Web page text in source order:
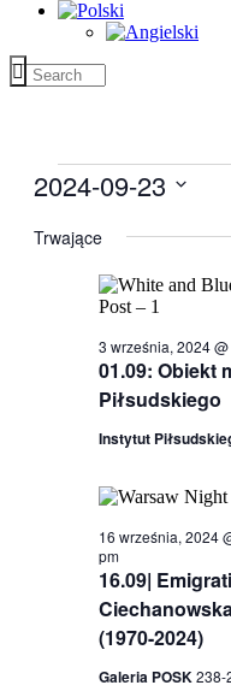
Wydarzenia
for
23
września,
2024-09-23
datę.
Trwające
01.09: Obiekt
Piłsudskiego
3 września, 2024
Instytut
16.09|
(1970-2024)
16 września, 2024
pm
Galeria POSK238-